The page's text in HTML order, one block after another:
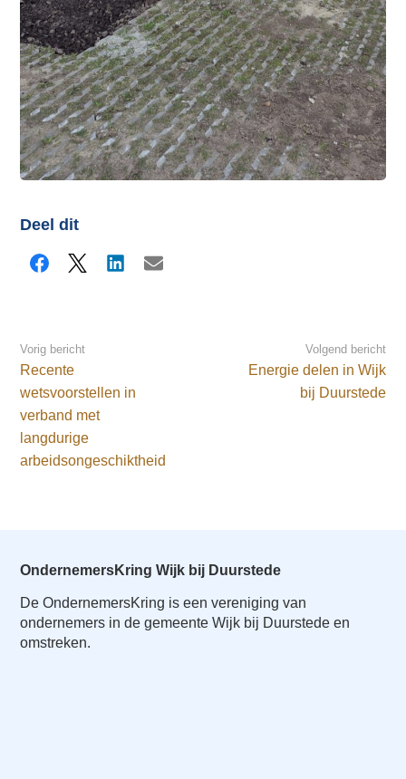
Deel dit
Facebook
X LinkedInE-mail
Vorig bericht
Recente
wetsvoorstellen in
verband met
langdurige
arbeidsongeschiktheid
Volgend bericht
Energie delen in Wijk
bij Duurstede
OndernemersKring Wijk bij Duurstede
De OndernemersKring is een vereniging van
ondernemers in de gemeente Wijk bij Duurstede en
omstreken.